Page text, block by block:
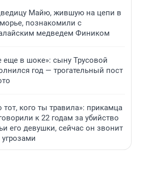
Майю, жившую на цепи в
познакомили с
медведем Фиником
еще в шоке»: сыну Трусовой
год — трогательный пост
тот, кого ты травила»: прикамца
к 22 годам за убийство
его девушки, сейчас он звонит
угрозами